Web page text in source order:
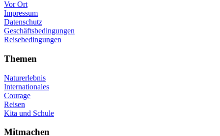
Vor Ort
Impressum
Datenschutz
Geschäftsbedingungen
Reisebedingungen
Themen
Naturerlebnis
Internationales
Courage
Reisen
Kita und Schule
Mitmachen